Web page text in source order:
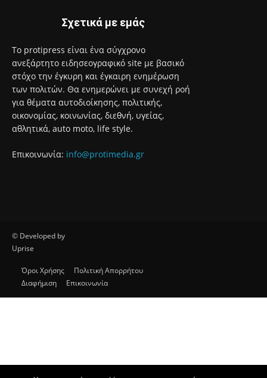
Σχετικά με εμάς
Το protipress είναι ένα σύγχρονο
ανεξάρτητο ειδησεογραφικό site με βασικό
στόχο την έγκυρη και έγκαιρη ενημέρωση
των πολιτών. Θα ενημερώνει με συνεχή ροή
για θέματα αυτοδιοίκησης, πολιτικής,
οικονομίας, κοινωνίας, διεθνή, υγείας,
αθλητικά, auto moto, life style.
Επικοινωνία: info@protimedia.gr
© Developed by
Uprise
Όροι Χρήσης
Πολιτική Απορρήτου
Διαφήμιση
Επικοινωνία